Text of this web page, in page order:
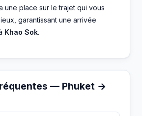
une place sur le trajet qui vous
garantissant une arrivée
Khao Sok.
— Phuket →